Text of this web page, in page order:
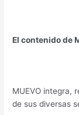
El contenido de
MUEVO integra,
de sus diversas